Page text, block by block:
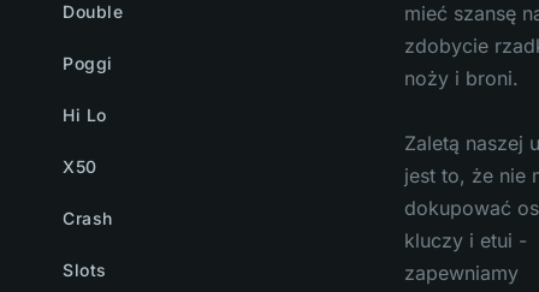
Double
Poggi
Hi Lo
X50
Crash
Slots
mieć szansę
zdobycie
noży i broni.
Zaletą naszej
jest to, że nie
dokupować
kluczy i etui -
zapewniamy